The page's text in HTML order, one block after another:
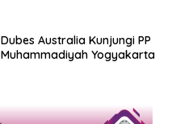
Dubes Australia Kunjungi PP
Muhammadiyah Yogyakarta